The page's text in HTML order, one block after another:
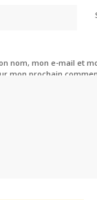
nom, mon e-mail et
mon prochain